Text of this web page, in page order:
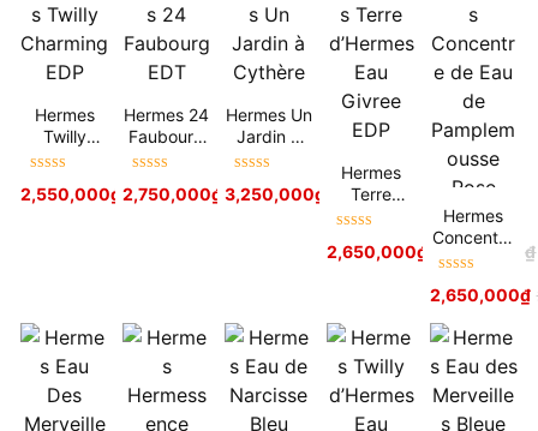
Hermes
Twilly
Charming
hạng5sao 5,500,000 ₫
2,550,000₫
Hermes 24
Faubourg
EDT
hạng5sao 4,900,000
2,750,000₫
Hermes Un
Jardin à
Cythère
hạng5sao 5,500,000
3,250,000₫
Hermes
Terre
d’Hermes
EDP
hạng5sao 4,900,000₫
2,650,000₫
Hermes
Concentre
de Eau de
usse Rose
hạng5sao
2,650,000₫